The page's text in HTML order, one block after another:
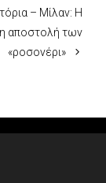
– Μίλαν: Η
αποστολή των
«ροσονέρι»